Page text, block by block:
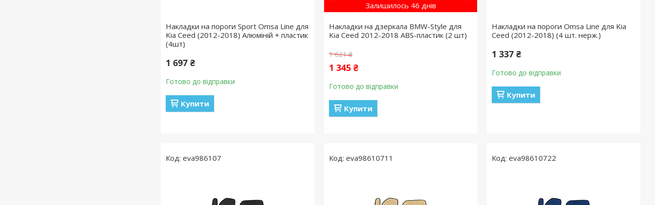
Накладки на пороги Sport Omsa Line для
Kia Ceed (2012-2018) Алюміній + пластик
(4шт)
1 697 ₴
Готово до відправки
Купити
Залишилось 46 днів
Накладки на дзеркала BMW-Style для
Kia Ceed 2012-2018 ABS-пластик (2 шт)
1 621 ₴
1 345 ₴
Готово до відправки
Купити
Накладки на пороги Omsa Line для Kia
Ceed (2012-2018) (4 шт. нерж.)
1 337 ₴
Готово до відправки
Купити
eva986107 eva98610711 eva98610722